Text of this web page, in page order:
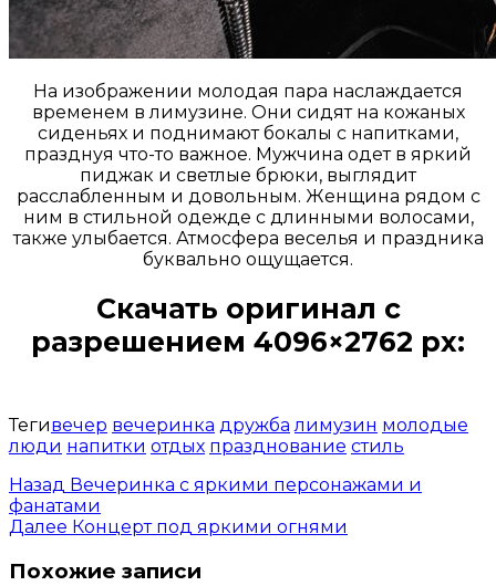
На изображении молодая пара наслаждается
временем в лимузине. Они сидят на кожаных
сиденьях и поднимают бокалы с напитками,
празднуя что-то важное. Мужчина одет в яркий
пиджак и светлые брюки, выглядит
расслабленным и довольным. Женщина рядом с
ним в стильной одежде с длинными волосами,
также улыбается. Атмосфера веселья и праздника
буквально ощущается.
Скачать оригинал с
разрешением 4096×2762 px:
Тегивечер вечеринка дружба лимузин молодые
люди напитки отдых празднование стиль
Назад Вечеринка с яркими персонажами и
фанатами
Далее Концерт под яркими огнями
Похожие записи